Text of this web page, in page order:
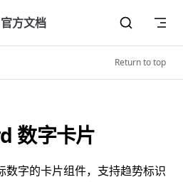
方文档
Return to top
数字卡片
数字的卡片组件，支持趋势标识